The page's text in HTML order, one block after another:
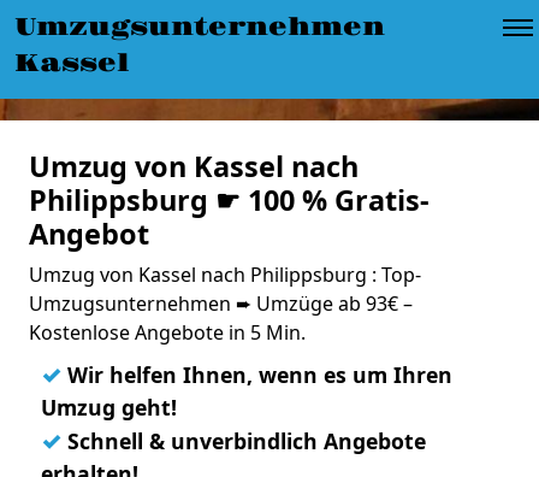
Umzugsunternehmen
Kassel
Umzug von Kassel nach
Philippsburg ☛ 100 % Gratis-
Angebot
Umzug von Kassel nach Philippsburg : Top-
Umzugsunternehmen ➨ Umzüge ab 93€ –
Kostenlose Angebote in 5 Min.
✓ Wir helfen Ihnen, wenn es um Ihren
Umzug geht!
✓ Schnell & unverbindlich Angebote